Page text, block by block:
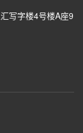
写字楼4号楼A座9